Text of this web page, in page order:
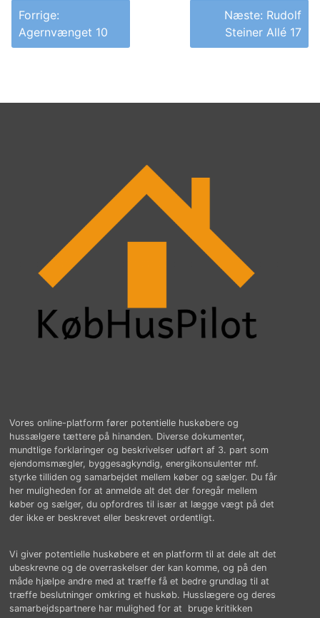
Indlægsnavigation
Forrige:
Agernvænget 10
Næste: Rudolf
Steiner Allé 17
Vores online-platform fører potentielle huskøbere og
hussælgere tættere på hinanden. Diverse dokumenter,
mundtlige forklaringer og beskrivelser udført af 3. part som
ejendomsmægler, byggesagkyndig, energikonsulenter mf.
styrke tilliden og samarbejdet mellem køber og sælger. Du får
her muligheden for at anmelde alt det der foregår mellem
køber og sælger, du opfordres til især at lægge vægt på det
der ikke er beskrevet eller beskrevet ordentligt.
Vi giver potentielle huskøbere et en platform til at dele alt det
ubeskrevne og de overraskelser der kan komme, og på den
måde hjælpe andre med at træffe få et bedre grundlag til at
træffe beslutninger omkring et huskøb. Husslægere og deres
samarbejdspartnere har mulighed for at bruge kritikken